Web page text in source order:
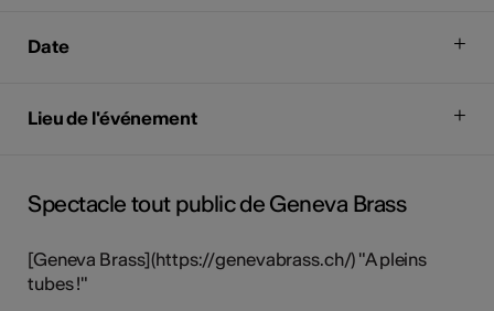
Date
Lieu de l'événement
Spectacle tout public de Geneva Brass
[Geneva Brass](https://genevabrass.ch/) "A pleins
tubes !"